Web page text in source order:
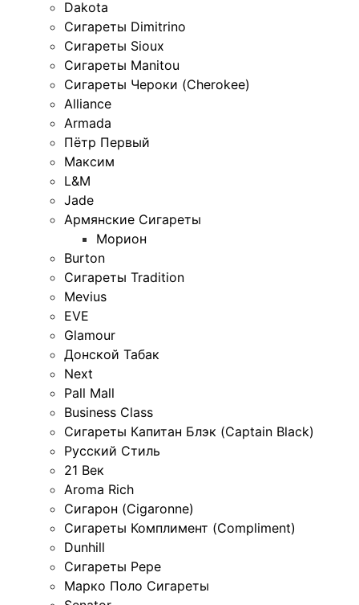
Dakota
Сигареты Dimitrino
Сигареты Sioux
Сигареты Manitou
Сигареты Чероки (Cherokee)
Alliance
Armada
Пётр Первый
Максим
L&M
Jade
Армянские Сигареты
Морион
Burton
Сигареты Tradition
Mevius
EVE
Glamour
Донской Табак
Next
Pall Mall
Business Class
Сигареты Капитан Блэк (Captain Black)
Русский Стиль
21 Век
Aroma Rich
Сигарон (Cigaronne)
Сигареты Комплимент (Compliment)
Dunhill
Сигареты Pepe
Марко Поло Сигареты